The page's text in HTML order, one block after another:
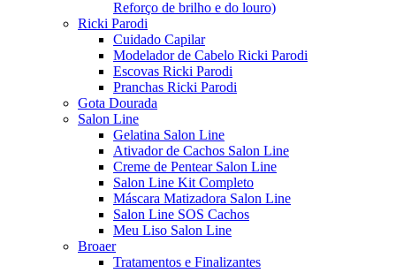
Reforço de brilho e do louro)
Ricki Parodi
Cuidado Capilar
Modelador de Cabelo Ricki Parodi
Escovas Ricki Parodi
Pranchas Ricki Parodi
Gota Dourada
Salon Line
Gelatina Salon Line
Ativador de Cachos Salon Line
Creme de Pentear Salon Line
Salon Line Kit Completo
Máscara Matizadora Salon Line
Salon Line SOS Cachos
Meu Liso Salon Line
Broaer
Tratamentos e Finalizantes